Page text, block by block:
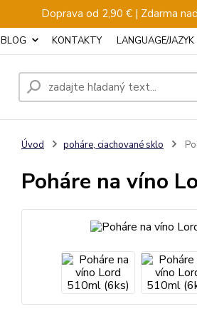
Doprava od 2,90 € | Zdarma
BLOG KONTAKTY LANGUAGE/JAZYK
Úvod poháre, ciachované sklo
Poháre na víno